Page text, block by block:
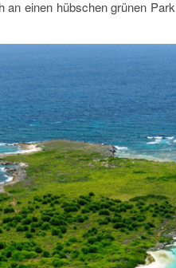
einen hübschen grünen